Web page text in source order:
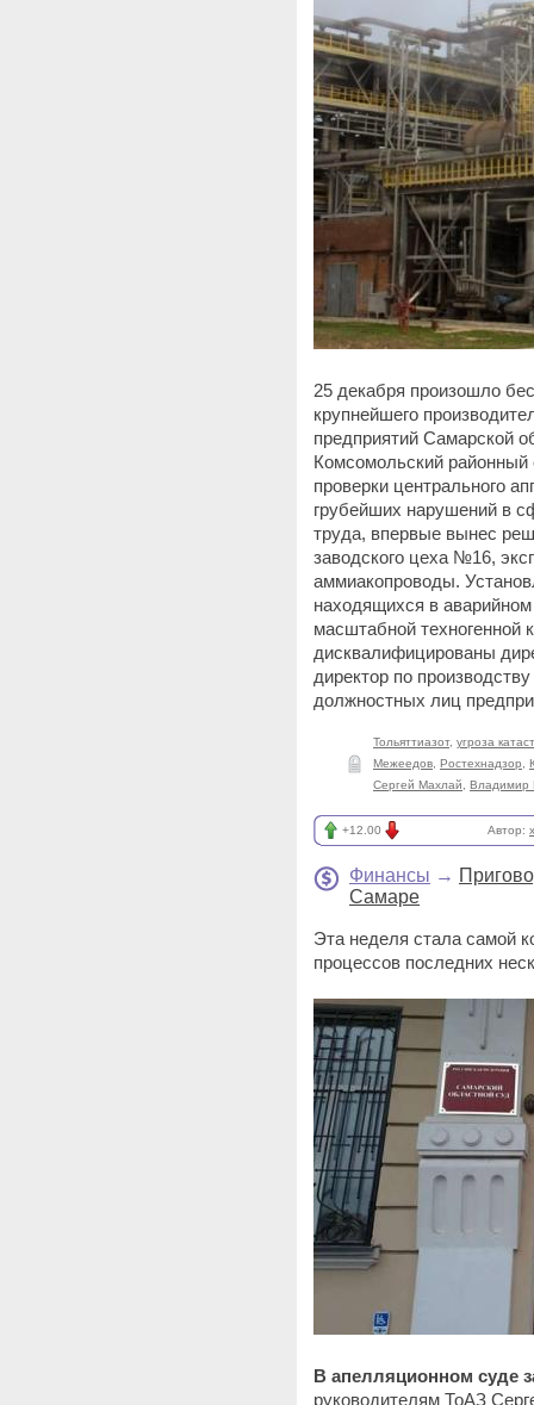
25 декабря произошло
крупнейшего
предприятий Самарской
Комсомольский районный
проверки центрального
грубейших нарушений в
труда, впервые вынес
заводского цеха №16,
аммиакопроводы.
находящихся в аварийном
масштабной техногенной
дисквалифицированы
директор по
должностных лиц
Тольяттиазот, угроза
Межеедов Ростехнадзор
Сергей Махлай
Владимир
+12.00 Автор:
Финансы →
Самаре
Эта неделя стала самой
процессов последних
В апелляционном суде
руководителям ТоАЗ